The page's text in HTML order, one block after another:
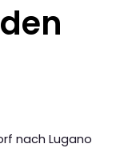
nach Lugano